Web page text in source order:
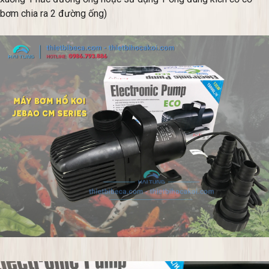
bơm chia ra 2 đường ống)